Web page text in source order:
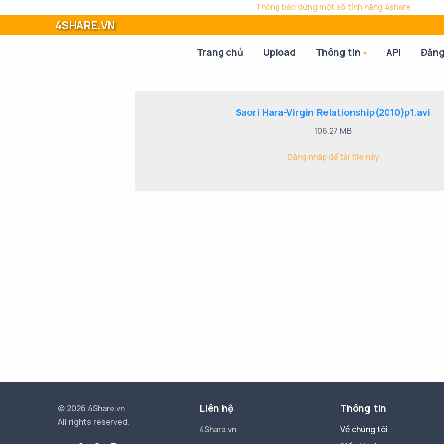
Thông báo dừng một số tính năng 4share
4SHARE.VN
Trang chủ Upload Thông tin API
Saori Hara-Virgin Relationship(2010)p1.avi
106.27 MB
Đăng nhập để tải file này
© 2026 4Share.vn
All rights reserved.
Liên hệ
4Share.vn
Thông tin
Về chúng tôi